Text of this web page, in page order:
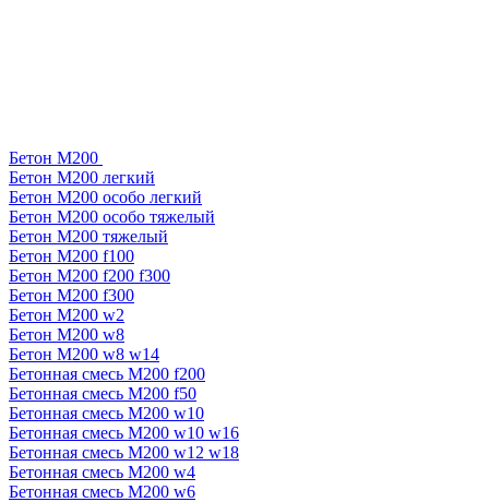
Бетон М200
Бетон М200 легкий
Бетон М200 особо легкий
Бетон М200 особо тяжелый
Бетон М200 тяжелый
Бетон М200 f100
Бетон М200 f200 f300
Бетон М200 f300
Бетон М200 w2
Бетон М200 w8
Бетон М200 w8 w14
Бетонная смесь М200 f200
Бетонная смесь М200 f50
Бетонная смесь М200 w10
Бетонная смесь М200 w10 w16
Бетонная смесь М200 w12 w18
Бетонная смесь М200 w4
Бетонная смесь М200 w6